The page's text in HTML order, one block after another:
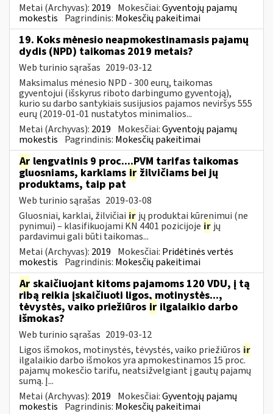
Metai (Archyvas): 2019 Mokesčiai:Gyventojų pajamų
mokestis Pagrindinis: Mokesčių pakeitimai
19. Koks mėnesio neapmokestinamasis pajamų
dydis (NPD) taikomas 2019 metais?
Web turinio sąrašas 2019-03-12
Maksimalus mėnesio NPD - 300 eurų, taikomas
gyventojui (išskyrus riboto darbingumo gyventoją),
kurio su darbo santykiais susijusios pajamos neviršys 555
eurų (2019-01-01 nustatytos minimalios...
Metai (Archyvas): 2019 Mokesčiai:Gyventojų pajamų
mokestis Pagrindinis: Mokesčių pakeitimai
Ar lengvatinis 9 proc....PVM tarifas taikomas
gluosniams, karklams ir žilvičiams bei jų
produktams, taip pat
Web turinio sąrašas 2019-03-08
Gluosniai, karklai, žilvičiai ir jų produktai kūrenimui (ne
pynimui) – klasifikuojami KN 4401 pozicijoje ir jų
pardavimui gali būti taikomas...
Metai (Archyvas): 2019 Mokesčiai: Pridėtinės vertės
mokestis Pagrindinis: Mokesčių pakeitimai
Ar skaičiuojant kitoms pajamoms 120 VDU, į tą
ribą reikia įskaičiuoti ligos, motinystės...,
tėvystės, vaiko priežiūros ir ilgalaikio darbo
išmokas?
Web turinio sąrašas 2019-03-12
Ligos išmokos, motinystės, tėvystės, vaiko priežiūros ir
ilgalaikio darbo išmokos yra apmokestinamos 15 proc.
pajamų mokesčio tarifu, neatsižvelgiant į gautų pajamų
sumą. Į...
Metai (Archyvas): 2019 Mokesčiai:Gyventojų pajamų
mokestis Pagrindinis: Mokesčių pakeitimai